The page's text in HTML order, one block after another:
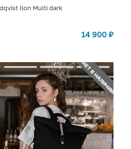
О ПОСТУПЛЕНИИ
Ilon Multi dark
14 900 ₽
НЕТ В НАЛИЧИИ